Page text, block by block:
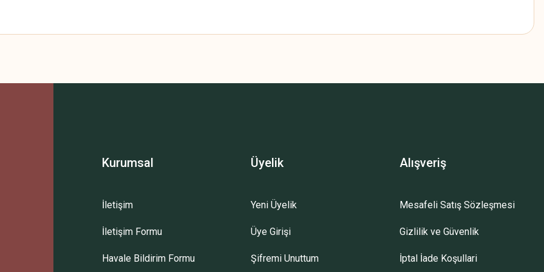
Bu ürüne ilk yorumu siz yapın!
Gönder
Kurumsal
İletişim
İletişim Formu
Havale Bildirim Formu
Üyelik
Yeni Üyelik
Üye Girişi
Şifremi Unuttum
Alışveriş
Mesafeli Satış Sözleşmesi
Gizlilik ve Güvenlik
İptal İade Koşullari